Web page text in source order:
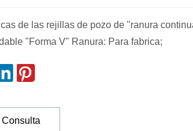
de las rejillas de pozo de "ranura
"Forma V" Ranura: Para fabrica;
Consulta